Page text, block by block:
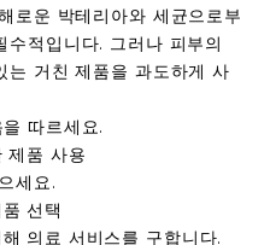
로운 박테리아와 세균으로부
적입니다. 그러나 피부의
는 거친 제품을 과도하게 사
따르세요.
제품 사용
세요.
선택
의료 서비스를 구합니다.